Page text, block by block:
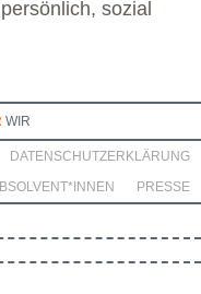
sozial
WIR
DATENSCHUTZERKLÄRUNG
PRESSE